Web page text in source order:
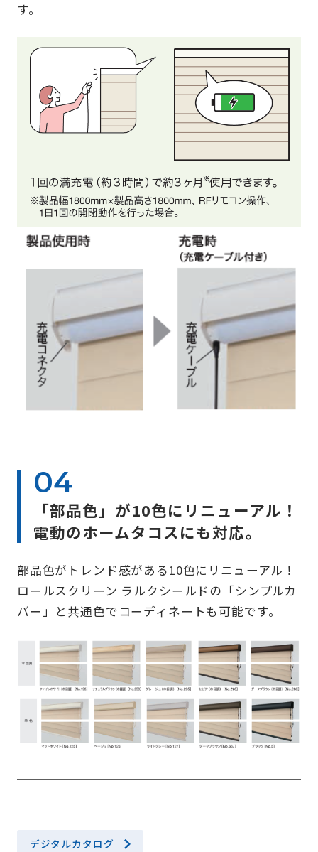
す。
「部品色」が10色にリニューアル！
電動のホームタコスにも対応。
部品色がトレンド感がある10色にリニューアル！
ロールスクリーン ラルクシールドの「シンプルカ
バー」と共通色でコーディネートも可能です。
デジタルカタログ